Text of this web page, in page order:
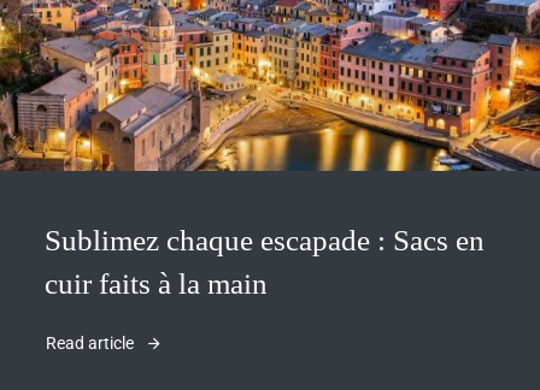
Sublimez chaque escapade : Sacs en
cuir faits à la main
Read article